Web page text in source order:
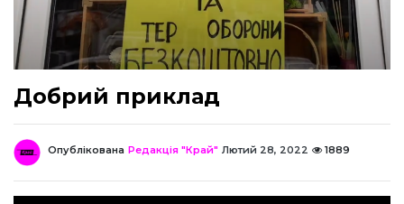
Добрий приклад
Опублікована Редакція "Край" Лютий 28, 2022 1889